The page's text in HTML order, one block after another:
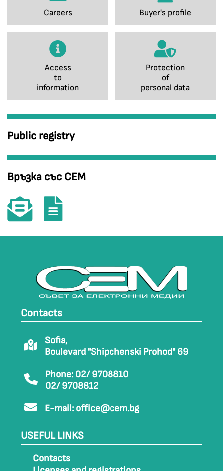
Careers Buyer's profile
Access
to
information
Protection
of
personal data
Public registry
Връзка със СЕМ
Contacts
Sofia,
Boulevard "Shipchenski Prohod" 69
Phone: 02/ 9708810
02/ 9708812
E-mail: office@cem.bg
USEFUL LINKS
Contacts